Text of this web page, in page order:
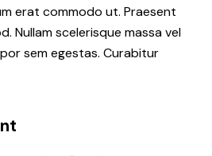
erat commodo ut. Praesent
Nullam scelerisque massa vel
sem egestas. Curabitur